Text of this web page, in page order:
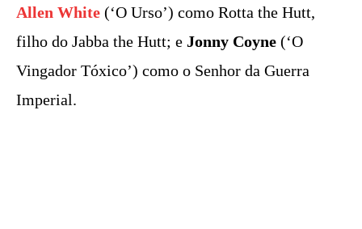
Allen White (‘O Urso’) como Rotta the Hutt,
filho do Jabba the Hutt; e Jonny Coyne (‘O
Vingador Tóxico’) como o Senhor da Guerra
Imperial.